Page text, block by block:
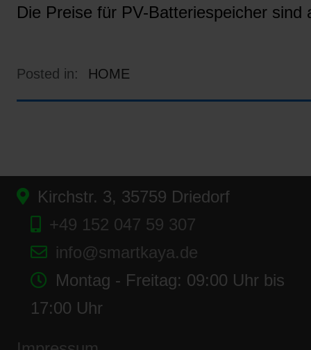
Die Preise für PV-Batteriespeicher
Posted in: HOME
Kirchstr. 3, 35759 Driedorf
+49 152 047 59 307
info@smartkaya.de
Montag - Freitag: 09:00 Uhr bis
17:00 Uhr